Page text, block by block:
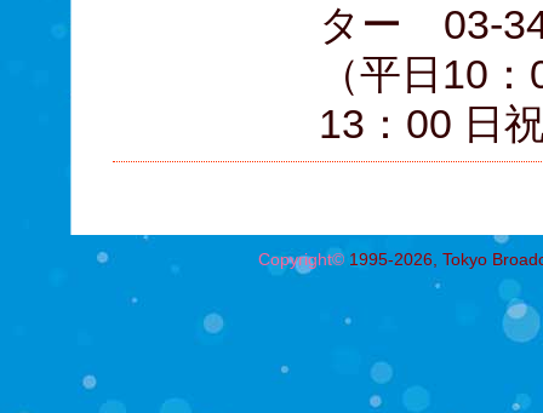
ター 03-
（平日10
13：00 日
Copyright©1995-2026, Tokyo